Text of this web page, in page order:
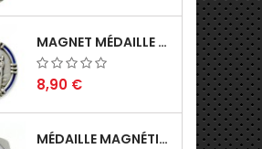
MAGNET MÉDAILLE DE SAINT CHRISTOPHE EN...
8,90 €
MÉDAILLE MAGNÉTIQUE DE SAINT CHRISTOPHE...